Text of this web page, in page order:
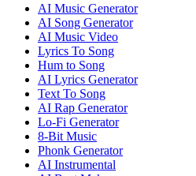
AI Music Generator
AI Song Generator
AI Music Video
Lyrics To Song
Hum to Song
AI Lyrics Generator
Text To Song
AI Rap Generator
Lo-Fi Generator
8-Bit Music
Phonk Generator
AI Instrumental